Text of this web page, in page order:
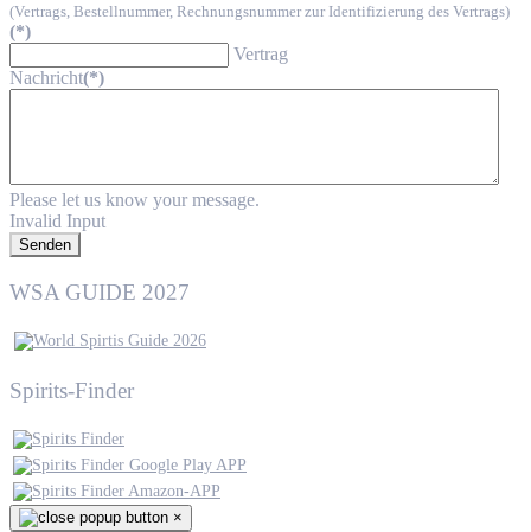
(Vertrags, Bestellnummer, Rechnungsnummer zur Identifizierung des Vertrags)
(*)
Vertrag
Nachricht(*)
Please let us know your message.
Invalid Input
Senden
WSA GUIDE 2027
Spirits-Finder
×